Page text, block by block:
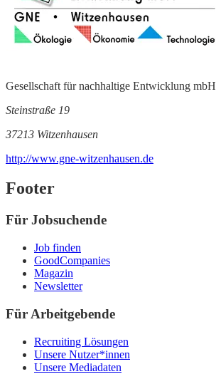
Gesellschaft für nachhaltige Entwicklung mbH
Steinstraße 19
37213 Witzenhausen
http://www.gne-witzenhausen.de
Footer
Für Jobsuchende
Job finden
GoodCompanies
Magazin
Newsletter
Für Arbeitgebende
Recruiting Lösungen
Unsere Nutzer*innen
Unsere Mediadaten